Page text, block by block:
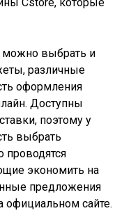
можно выбрать и
различные
оформления
Доступны
поэтому у
выбрать
проводятся
экономить на
предложения
официальном сайте.